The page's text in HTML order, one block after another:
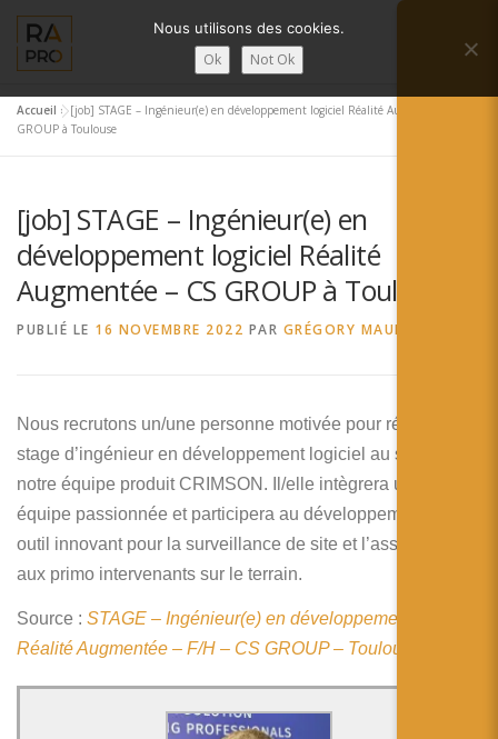
contenu
Menu
LA RÉALITÉ AUGMENTÉE ?
SERVICES RA’PRO ACTUALITÉ DE LA RA
CONTACTS FRANÇAIS
Deutsch
日本語
Accueil »[job] STAGE – Ingénieur(e) en développement logiciel Réalité Augmentée – CS
GROUP à Toulouse
[job] STAGE – Ingénieur(e) en
développement logiciel Réalité
Augmentée – CS GROUP à Toulouse
PUBLIÉ LE 16 NOVEMBRE 2022 PAR GRÉGORY MAUBON
Nous recrutons un/une personne motivée pour réaliser son
stage d’ingénieur en développement logiciel au sein de
notre équipe produit CRIMSON. Il/elle intègrera une
équipe passionnée et participera au développement d’un
outil innovant pour la surveillance de site et l’assistance
aux primo intervenants sur le terrain.
Source : STAGE – Ingénieur(e) en développement logiciel
Réalité Augmentée – F/H – CS GROUP – Toulouse
Nous utilisons des cookies.
Ok Not Ok